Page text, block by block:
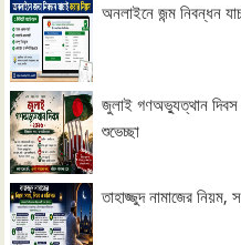
অনলাইনে জন্ম নিবন্ধন
জুলাই গণঅভ্যুত্থান দিবস
শুভেচ্ছা
তাহাজ্জুদ নামাজের